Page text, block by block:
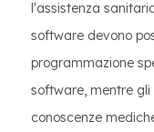
l'assistenza
software devono
programmazione
software, mentre
conoscenze